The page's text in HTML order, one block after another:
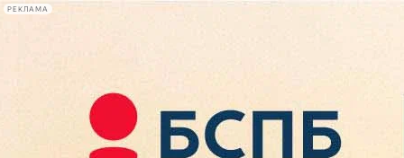
РЕКЛАМА
Сегодня:
2026.08.08
18:39